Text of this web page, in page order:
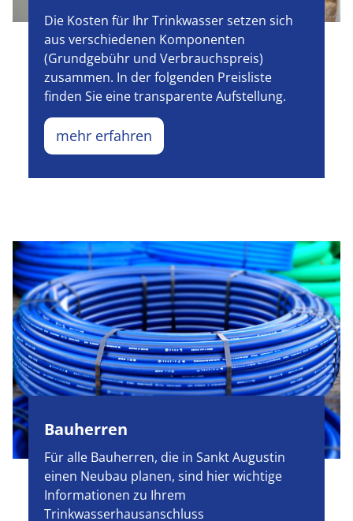
Die Kosten für Ihr Trinkwasser setzen sich
aus verschiedenen Komponenten
(Grundgebühr und Verbrauchspreis)
zusammen. In der folgenden Preisliste
finden Sie eine transparente Aufstellung.
mehr erfahren
Bauherren
Für alle Bauherren, die in Sankt Augustin
einen Neubau planen, sind hier wichtige
Informationen zu Ihrem
Trinkwasserhausanschluss